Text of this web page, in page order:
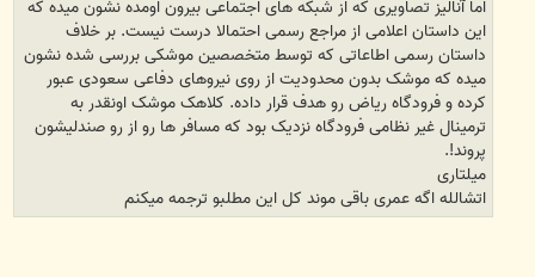
اما آنالیز تصاویری که از شبکه های اجتماعی بیرون اومده نشون میده که
این داستان اعلامی از مراجع رسمی احتمالا درست نیست. بر خلاف
داستان رسمی اطاعاتی که توسط متخصصین موشکی بررسی شده نشون
میده که موشک بدون محدودیت از روی نیروهای دفاعی سعودی عبور
کرده و فرودگاه ریاض رو هدف قرار داده. کلاهک موشک اونقدر به
ترمینال غیر نظامی فرودگاه نزدیک بود که مسافر ها رو از رو صندلیشون
پروند!.
میلتاری
اتشالله اگه عمری باقی موند کل این مطلبو ترجمه میکنم